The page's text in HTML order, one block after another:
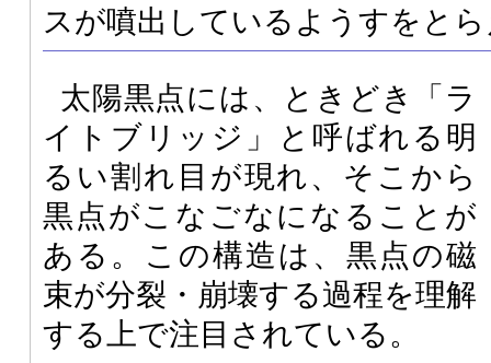
スが噴出しているようすをと
太陽黒点には、ときどき「ラ
イトブリッジ」と呼ばれる明
るい割れ目が現れ、そこから
黒点がこなごなになることが
ある。この構造は、黒点の磁
束が分裂・崩壊する過程を理解
する上で注目されている。